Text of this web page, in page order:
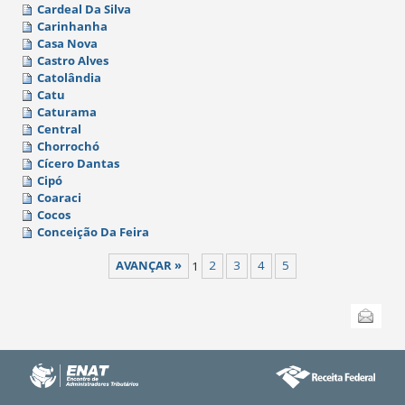
Cardeal Da Silva
Carinhanha
Casa Nova
Castro Alves
Catolândia
Catu
Caturama
Central
Chorrochó
Cícero Dantas
Cipó
Coaraci
Cocos
Conceição Da Feira
AVANÇAR » 1 2 3 4
5